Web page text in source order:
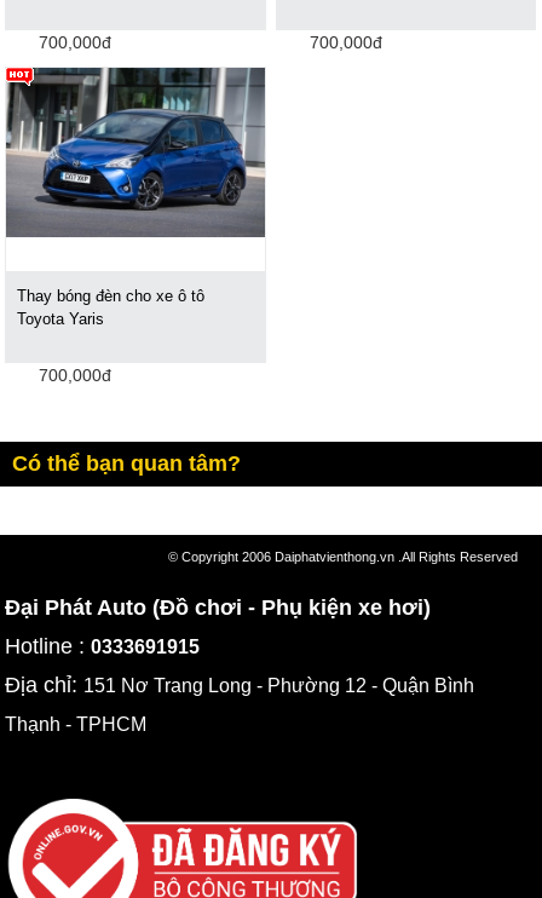
700,000đ 700,000đ
Thay bóng đèn cho xe ô tô
Toyota Yaris
700,000đ
Có thể bạn quan tâm?
© Copyright 2006 Daiphatvienthong.vn .All Rights Reserved
Đại Phát Auto (Đồ chơi - Phụ kiện xe hơi)
Hotline :0333691915
Địa chỉ: 151 Nơ Trang Long - Phường 12 - Quận Bình
Thạnh - TPHCM